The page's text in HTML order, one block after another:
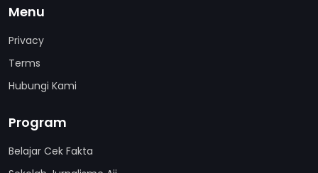
Menu
Privacy
Terms
Hubungi Kami
Program
Belajar Cek Fakta